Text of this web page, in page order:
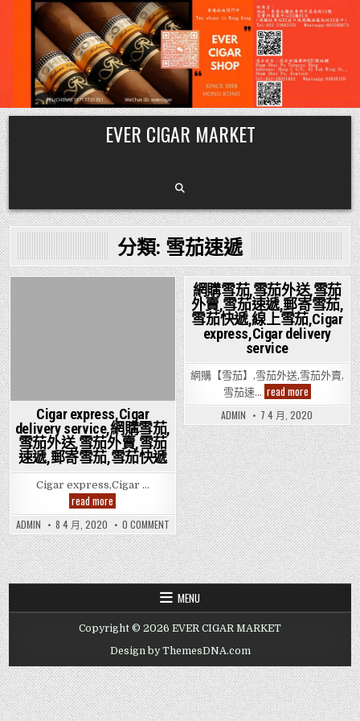
Skip
to
content
EVER CIGAR MARKET
分類: 雪茄速遞
Cigar express,Cigar
delivery service,網購雪茄,
雪茄外送,雪茄外賣,雪茄
速遞,郵寄雪茄,雪茄快遞
Cigar express,Cigar …
read more
express,Cigar
delivery
service,
網
購
雪
茄,
雪
送,
雪
茄
外
賣,
雪
茄
速
遞,
郵
ADMIN 8 4 月, 2020 0 COMMENTON
CIGAR
EXPRESS,CIGAR
DELIVERY
SERVICE,
網
購
雪
茄,
雪
外
雪
茄
外
賣,
雪
茄
速
遞,
Posted
in
網購雪茄,雪茄外送,雪茄
外賣,雪茄速遞,郵寄雪茄,
雪茄快遞,線上雪茄,Cigar
express,Cigar delivery
service
網購【雪茄】,雪茄外送,雪茄外賣,
雪茄速… read more網
購
雪
茄,
雪
茄
外
送,
雪
茄
外
賣,
雪
茄
速
遞,
郵
寄
雪
茄,
茄
雪
茄,Cigar
delivery
service
ADMIN 7 4 月, 2020
MENU
Copyright © 2026 EVER CIGAR MARKET
Design by ThemesDNA.com